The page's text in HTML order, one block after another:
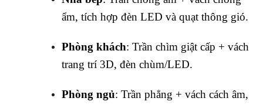
ẩm, tích hợp đèn LED và quạt thông gió.
Phòng khách: Trần chìm giật cấp + vách
trang trí 3D, đèn chùm/LED.
Phòng ngủ: Trần phẳng + vách cách âm,